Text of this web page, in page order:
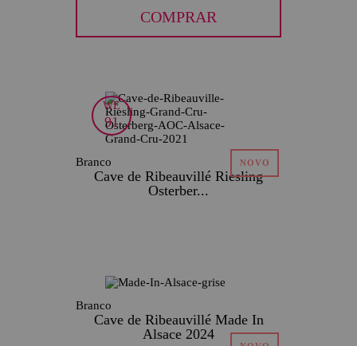
COMPRAR
Branco
WE
91
Cave de Ribeauvillé Riesling
Osterber...
Branco
Cave de Ribeauvillé Made In
Alsace 2024